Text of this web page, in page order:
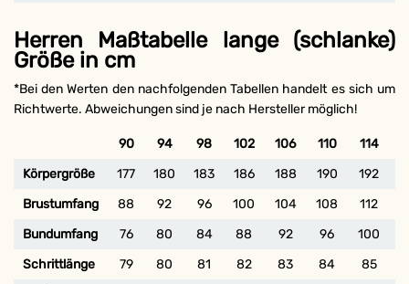
Herren Maßtabelle lange (schlanke)
Größe in cm
*Bei den Werten den nachfolgenden Tabellen handelt es sich um
Richtwerte. Abweichungen sind je nach Hersteller möglich!
90 94 98 102 106 110 114
Körpergröße
177 180 183 186 188 190 192
Brustumfang
88 92 96 100 104 108 112
Bundumfang
76 80 84 88 92 96 100
Schrittlänge
79 80 81 82 83 84 85